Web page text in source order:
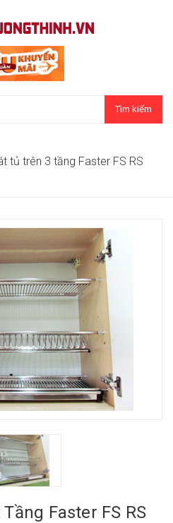
Tìm kiếm
tủ trên 3 tầng Faster FS RS
Faster FS RS